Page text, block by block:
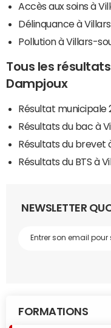
Accès aux soins à
Délinquance à
Pollution à Villars-
Tous les
Dampjoux
Résultat municipale
Résultats du bac à
Résultats du brevet
Résultats du BTS à
NEWSLETTER
FORMATIONS